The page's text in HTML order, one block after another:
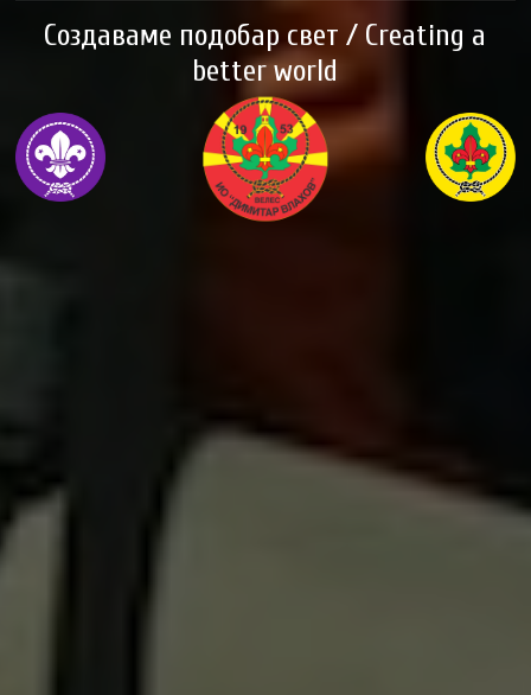
Создаваме подобар свет / Creating a
better world